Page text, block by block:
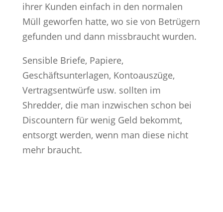
ihrer Kunden einfach in den normalen
Müll geworfen hatte, wo sie von Betrügern
gefunden und dann missbraucht wurden.
Sensible Briefe, Papiere,
Geschäftsunterlagen, Kontoauszüge,
Vertragsentwürfe usw. sollten im
Shredder, die man inzwischen schon bei
Discountern für wenig Geld bekommt,
entsorgt werden, wenn man diese nicht
mehr braucht.